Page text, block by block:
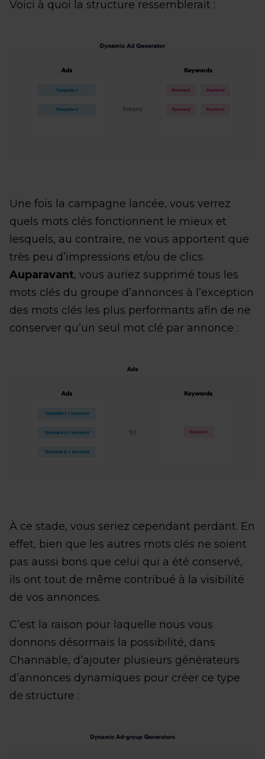
Voici à quoi la structure ressemblerait :
Une fois la campagne lancée, vous verrez
quels mots clés fonctionnent le mieux et
lesquels, au contraire, ne vous apportent que
très peu d’impressions et/ou de clics.
Auparavant, vous auriez supprimé tous les
mots clés du groupe d’annonces à l’exception
des mots clés les plus performants afin de ne
conserver qu’un seul mot clé par annonce :
À ce stade, vous seriez cependant perdant. En
effet, bien que les autres mots clés ne soient
pas aussi bons que celui qui a été conservé,
ils ont tout de même contribué à la visibilité
de vos annonces.
C’est la raison pour laquelle nous vous
donnons désormais la possibilité, dans
Channable, d’ajouter plusieurs générateurs
d’annonces dynamiques pour créer ce type
de structure :